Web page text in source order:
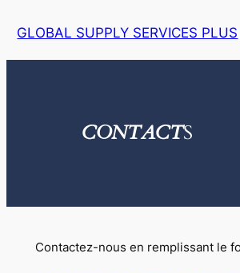
au
contenu
GLOBAL SUPPLY SERVICES PLUS
CONTACTS
Contactez-nous en remplissant le